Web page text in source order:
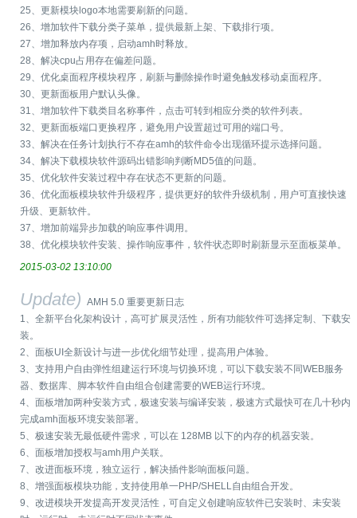
25、更新模块logo本地需要刷新的问题。
26、增加软件下载分类子菜单，提供最新上架、下载排行项。
27、增加释放内存项，启动amh时释放。
28、解决cpu占用存在偏差问题。
29、优化桌面程序模块程序，刷新与删除操作时避免触发移动桌面程序。
30、更新面板用户默认头像。
31、增加软件下载类目名称事件，点击可转到相应分类的软件列表。
32、更新面板端口更换程序，避免用户设置超过可用的端口号。
33、解决在任务计划执行不存在amh的软件命令出现循环提示选择问题。
34、解决下载模块软件源码出错影响判断MD5值的问题。
35、优化软件安装过程中存在状态不更新的问题。
36、优化面板模块软件升级程序，提供更好的软件升级机制，用户可直接快速
升级、更新软件。
37、增加前端异步加载的响应事件调用。
38、优化模块软件安装、操作响应事件，软件状态即时刷新显示至面板菜单。
2015-03-02 13:10:00
Update) AMH 5.0 重要更新日志
1、全新平台化架构设计，高可扩展灵活性，所有功能软件可选择定制、下载安
装。
2、面板UI全新设计与进一步优化细节处理，提高用户体验。
3、支持用户自由弹性组建运行环境与切换环境，可以下载安装不同WEB服务
器、数据库、脚本软件自由组合创建需要的WEB运行环境。
4、面板增加两种安装方式，极速安装与编译安装，极速方式最快可在几十秒内
完成amh面板环境安装部署。
5、极速安装无最低硬件需求，可以在 128MB 以下的内存的机器安装。
6、面板增加授权与amh用户关联。
7、改进面板环境，独立运行，解决插件影响面板问题。
8、增强面板模块功能，支持使用单一PHP/SHELL自由组合开发。
9、改进模块开发提高开发灵活性，可自定义创建响应软件已安装时、未安装